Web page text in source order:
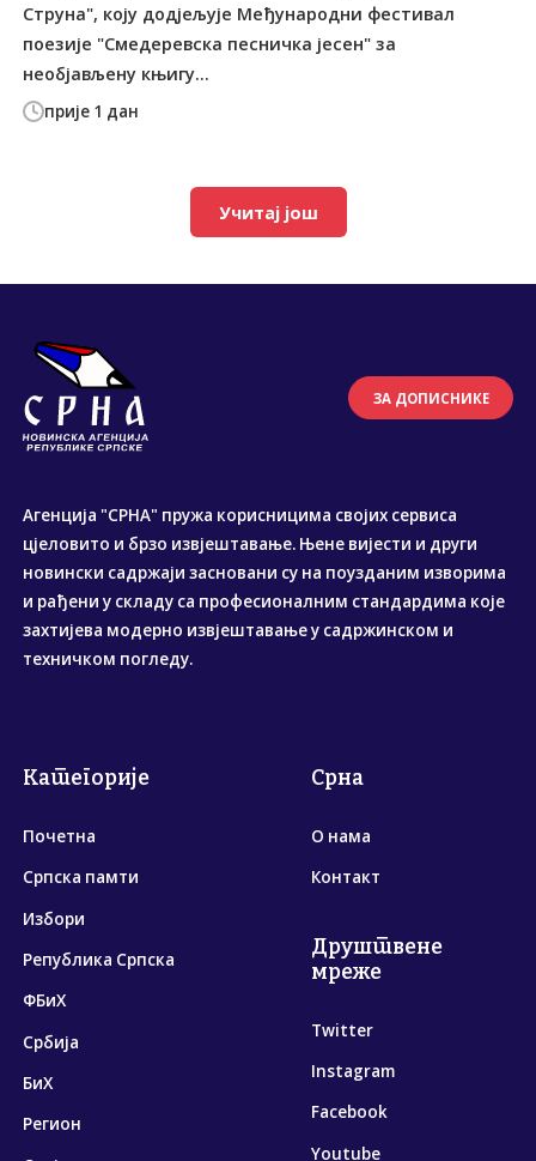
прије 1 дан
Струна", коју додјељује Међународни фестивал
поезије "Смедеревска песничка јесен" за
необјављену књигу...
Учитај још
ЗА ДОПИСНИКЕ
Агенција "СРНА" пружа корисницима својих сервиса
цјеловито и брзо извјештавање. Њене вијести и други
новински садржаји засновани су на поузданим изворима
и рађени у складу са професионалним стандардима које
захтијева модерно извјештавање у садржинском и
техничком погледу.
Категорије
Почетна
Српска памти
Избори
Република Српска
ФБиХ
Србија
БиХ
Регион
Срна
О нама
Контакт
Друштвене
мреже
Twitter
Instagram
Facebook
Youtube